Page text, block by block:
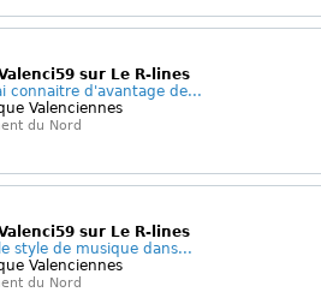
sur Le R-lines
connaitre d'avantage de...
Valenciennes
du Nord
sur Le R-lines
style de musique dans...
Valenciennes
du Nord